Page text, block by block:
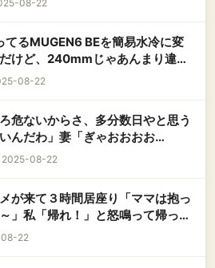
08-22
るMUGEN6 BEを簡易水冷に変
けど、240mmじゃあんまり違い
08-22
危ないからさ、多分数日やと思う
んだわ」妻「ぎゃおおおお
2025-08-22
が来て３時間居座り「ママは抱っ
」私「帰れ！」と怒鳴って帰って
肉親なのでトメ宛の妥協案書いた
08-22